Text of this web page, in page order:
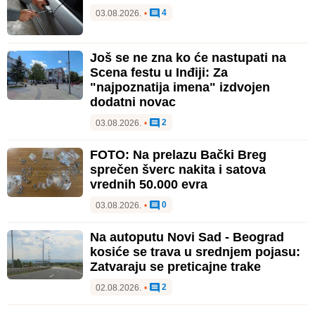
03.08.2026. • 4
Još se ne zna ko će nastupati na
Scena festu u Inđiji: Za
"najpoznatija imena" izdvojen
dodatni novac
03.08.2026. • 2
FOTO: Na prelazu Bački Breg
sprečen šverc nakita i satova
vrednih 50.000 evra
03.08.2026. • 0
Na autoputu Novi Sad - Beograd
kosiće se trava u srednjem pojasu:
Zatvaraju se preticajne trake
02.08.2026. • 2